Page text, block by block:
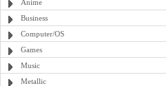
Anime
Business
Computer/OS
Games
Music
Metallic